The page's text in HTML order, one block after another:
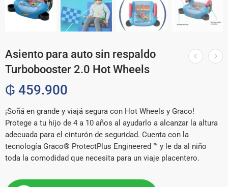
Asiento para auto sin respaldo
Turbobooster 2.0 Hot Wheels
₲ 459.900
¡Soñá en grande y viajá segura con Hot Wheels y Graco!
Protege a tu hijo de 4 a 10 años al ayudarlo a alcanzar la altura
adecuada para el cinturón de seguridad. Cuenta con la
tecnología Graco® ProtectPlus Engineered ™ y le da al niño
toda la comodidad que necesita para un viaje placentero.